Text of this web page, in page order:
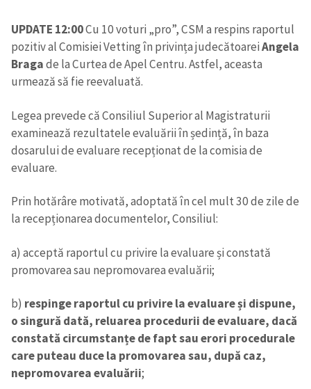
UPDATE 12:00Cu 10 voturi „pro”, CSM a respins raportul
pozitiv al Comisiei Vetting în privința judecătoareiAngela
Bragade la Curtea de Apel Centru. Astfel, aceasta
urmează să fie reevaluată.
Legea prevede că Consiliul Superior al Magistraturii
examinează rezultatele evaluării în ședință, în baza
dosarului de evaluare recepționat de la comisia de
evaluare.
Prin hotărâre motivată, adoptată în cel mult 30 de zile de
la recepționarea documentelor, Consiliul:
a) acceptă raportul cu privire la evaluare și constată
promovarea sau nepromovarea evaluării;
b) respinge raportul cu privire la evaluare și dispune,
o singură dată, reluarea procedurii de evaluare, dacă
constată circumstanțe de fapt sau erori procedurale
care puteau duce la promovarea sau, după caz,
nepromovarea evaluării;